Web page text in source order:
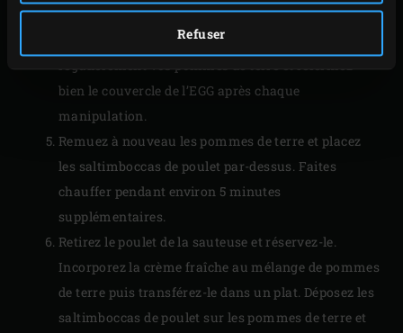
Refuser
et l’ail dans la sauteuse et faites-les revenir pendant
environ 10 minutes dans le reste de beurre. Remuez
bien le couvercle de l’EGG après chaque
manipulation.
Remuez à nouveau les pommes de terre et placez
les saltimboccas de poulet par-dessus. Faites
chauffer pendant environ 5 minutes
supplémentaires.
Retirez le poulet de la sauteuse et réservez-le.
Incorporez la crème fraîche au mélange de pommes
de terre puis transférez-le dans un plat. Déposez les
saltimboccas de poulet sur les pommes de terre et